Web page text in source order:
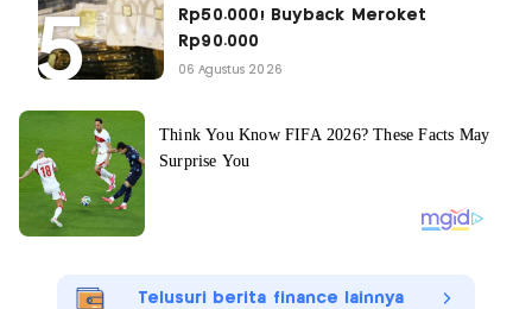
Rp50.000! Buyback Meroket
Rp90.000
06 Agustus 2026
Telusuri berita finance lainnya